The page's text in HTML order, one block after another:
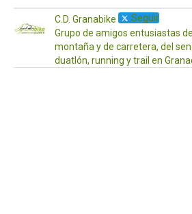
C.D. Granabike
Seguir
Grupo de amigos entusiastas
montaña y de carretera, del
duatlón, running y trail en